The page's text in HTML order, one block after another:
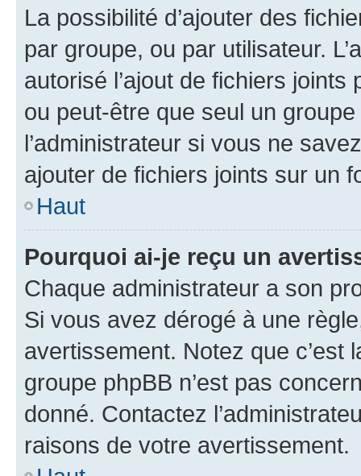
La possibilité d’ajouter des
par groupe, ou par utilisateur.
autorisé l’ajout de fichiers
ou peut-être que seul un
l’administrateur si vous ne
ajouter de fichiers joints sur un
Haut
Pourquoi ai-je reçu un
Chaque administrateur a son
Si vous avez dérogé à une
avertissement. Notez que c’est
groupe phpBB n’est pas
donné. Contactez
raisons de votre avertissement.